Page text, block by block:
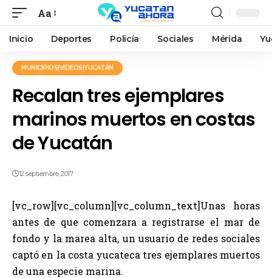
Aa
Inicio Deportes Policía Sociales Mérida
MUNICIPIOS|VIDEOS|YUCATÁN
Recalan tres ejemplares
marinos muertos en costas
de Yucatán
12 septiembre, 2017
[vc_row][vc_column][vc_column_text]Unas horas
antes de que comenzara a registrarse el mar de
fondo y la marea alta, un usuario de redes sociales
captó en la costa yucateca tres ejemplares muertos
de una especie marina.